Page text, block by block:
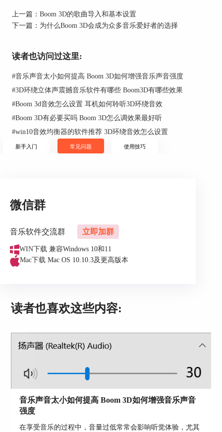
图1：系统选项面板
二、点击“声音”，选择“输出”。
面板，然后点击“输出”按钮，进入输出设置面板。
进入输出设置面板后，可以看到自己的输出设备，
若大家正在使用扬声器，便用鼠标左键双击扬声
器，若大家正在使用耳机，用鼠标左键双击耳机，
图3：声音输出设备界面
上一篇： Boom 3D的歌曲导入和基本设置
下一篇： 为什么Boom 3D会成为众多音乐爱好者的选择
读者也访问过这里:
#音乐声音太小如何提高 Boom 3D如何增强音乐声音强度
#3D环绕立体声震撼音乐软件有哪些 Boom3D有哪些效果
#Boom 3d音效怎么设置 耳机如何聆听3D环绕音效
#Boom 3D有必要买吗 Boom 3D怎么调效果最好听
#win10音效均衡器的软件推荐 3D环绕音效怎么设置
新手入门 常见问题 使用技巧
微信群
音乐软件交流群 立即加群
WIN下载 兼容Windows 10和11
Mac下载 Mac OS 10.10.3及更高版本
读者也喜欢这些内容:
音乐声音太小如何提高 Boom 3D如何增强音乐声音
强度
在享受音乐的过程中，音量过低常常会影响听觉体验，尤其